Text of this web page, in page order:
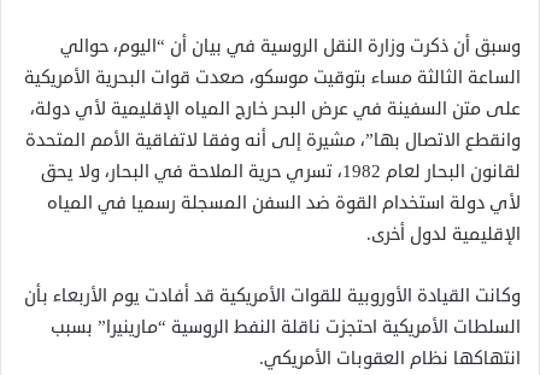
وسبق أن ذكرت وزارة النقل الروسية في بيان أن “اليوم، حوالي
الساعة الثالثة مساء بتوقيت موسكو، صعدت قوات البحرية الأمريكية
على متن السفينة في عرض البحر خارج المياه الإقليمية لأي دولة،
وانقطع الاتصال بها”، مشيرة إلى أنه وفقا لاتفاقية الأمم المتحدة
لقانون البحار لعام 1982، تسري حرية الملاحة في البحار، ولا يحق
لأي دولة استخدام القوة ضد السفن المسجلة رسميا في المياه
الإقليمية لدول أخرى.
وكانت القيادة الأوروبية للقوات الأمريكية قد أفادت يوم الأربعاء بأن
السلطات الأمريكية احتجزت ناقلة النفط الروسية “مارينيرا” بسبب
انتهاكها نظام العقوبات الأمريكي.